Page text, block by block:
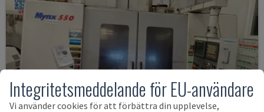
Integritetsmeddelande för EU-användare
Vi använder cookies för att förbättra din upplevelse,